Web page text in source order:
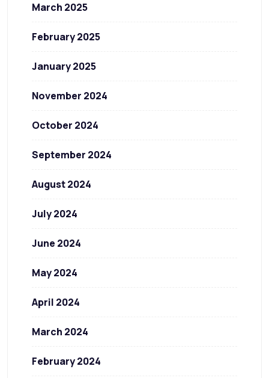
March 2025
February 2025
January 2025
November 2024
October 2024
September 2024
August 2024
July 2024
June 2024
May 2024
April 2024
March 2024
February 2024